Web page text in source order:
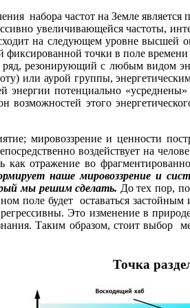
набора частот на Земле
увеличивающейся частоты,
на следующем уровне высшей
фиксированной точки в поле
ряд, резонирующий с любым видом
или аурой группы,
потенциально
возможностей этого
мировоззрение и ценности
воздействует на
как отражение во
наше мировоззрение и
мы решим сделать. До тех пор,
поле будет оставаться
Это изменение в
Таким образом, стоит
Точка